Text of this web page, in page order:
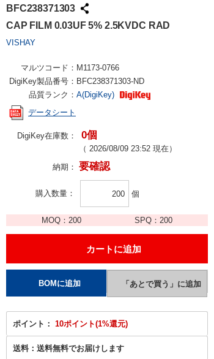
BFC238371303
CAP FILM 0.03UF 5% 2.5KVDC RAD
VISHAY
マルツコード： M1173-0766
DigiKey製品番号： BFC238371303-ND
品質ランク： A(DigiKey)
データシート
DigiKey在庫数： 0個
（ 2026/08/09 23:52 現在）
納期： 要確認
購入数量 個
MOQ：200 SPQ： 200
ポイント： 10ポイント(1%還元)
送料： 送料無料でお届けします